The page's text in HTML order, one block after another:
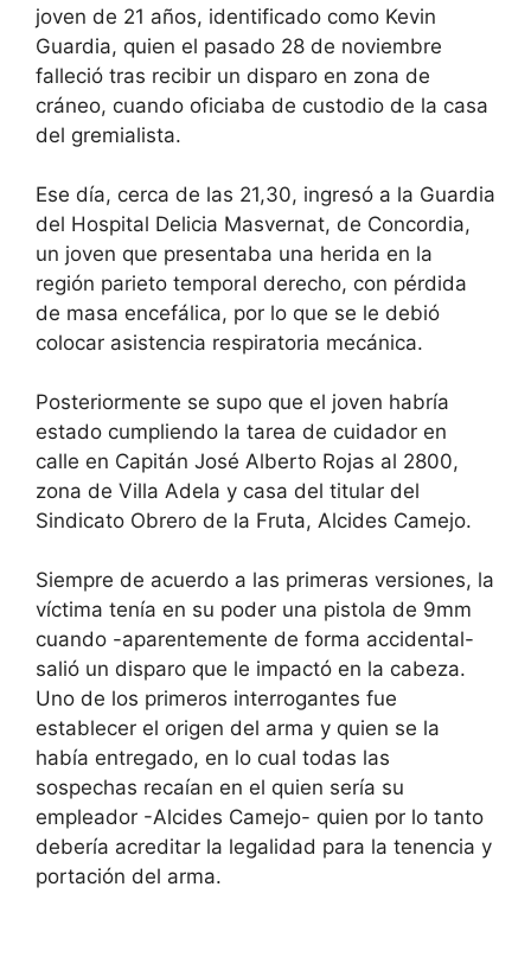
joven de 21 años, identificado como Kevin
Guardia, quien el pasado 28 de noviembre
falleció tras recibir un disparo en zona de
cráneo, cuando oficiaba de custodio de la casa
del gremialista.
Ese día, cerca de las 21,30, ingresó a la Guardia
del Hospital Delicia Masvernat, de Concordia,
un joven que presentaba una herida en la
región parieto temporal derecho, con pérdida
de masa encefálica, por lo que se le debió
colocar asistencia respiratoria mecánica.
Posteriormente se supo que el joven habría
estado cumpliendo la tarea de cuidador en
calle en Capitán José Alberto Rojas al 2800,
zona de Villa Adela y casa del titular del
Sindicato Obrero de la Fruta, Alcides Camejo.
Siempre de acuerdo a las primeras versiones, la
víctima tenía en su poder una pistola de 9mm
cuando -aparentemente de forma accidental-
salió un disparo que le impactó en la cabeza.
Uno de los primeros interrogantes fue
establecer el origen del arma y quien se la
había entregado, en lo cual todas las
sospechas recaían en el quien sería su
empleador -Alcides Camejo- quien por lo tanto
debería acreditar la legalidad para la tenencia y
portación del arma.